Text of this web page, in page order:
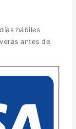
hábiles
antes de